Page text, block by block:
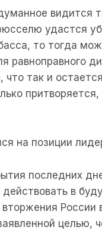
видится
удастся
то тогда
равноправного
что так и
на позиции
последних
в